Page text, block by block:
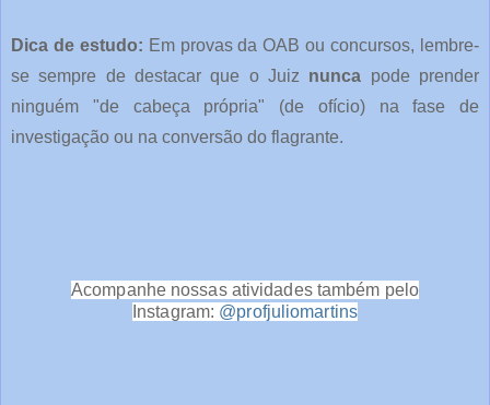
Dica de estudo: Em provas da OAB ou concursos, lembre-
se sempre de destacar que o Juiz nunca pode prender
ninguém "de cabeça própria" (de ofício) na fase de
investigação ou na conversão do flagrante.
Acompanhe nossas atividades também pelo
Instagram: @profjuliomartins